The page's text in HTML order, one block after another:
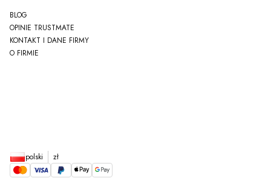
BLOG
OPINIE TRUSTMATE
KONTAKT I DANE FIRMY
O FIRMIE
polski zł